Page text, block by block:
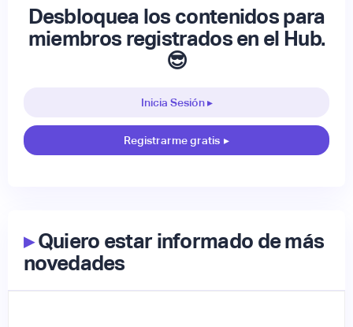
Desbloquea los contenidos para
miembros registrados en el Hub.
😎
Inicia Sesión ▸
Registrarme gratis ▸
▸Quiero estar informado de más
novedades